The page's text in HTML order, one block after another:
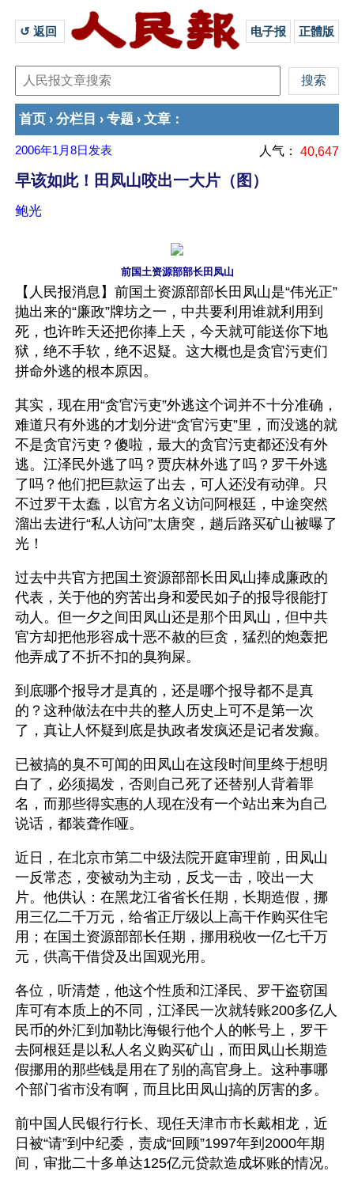
↺ 返回 电子报 正體版
首页 › 分栏目 › 专题 › 文章 ：
2006年1月8日 发表 人气： 40,647
早该如此！田凤山咬出一大片（图）
鲍光
前国土资源部部长田凤山
【人民报消息】前国土资源部部长田凤山是“伟光正”
抛出来的“廉政”牌坊之一，中共要利用谁就利用到
死，也许昨天还把你捧上天，今天就可能送你下地
狱，绝不手软，绝不迟疑。这大概也是贪官污吏们
拼命外逃的根本原因。
其实，现在用“贪官污吏”外逃这个词并不十分准确，
难道只有外逃的才划分进“贪官污吏”里，而没逃的就
不是贪官污吏？傻啦，最大的贪官污吏都还没有外
逃。江泽民外逃了吗？贾庆林外逃了吗？罗干外逃
了吗？他们把巨款运了出去，可人还没有动弹。只
不过罗干太蠢，以官方名义访问阿根廷，中途突然
溜出去进行“私人访问”太唐突，趟后路买矿山被曝了
光！
过去中共官方把国土资源部部长田凤山捧成廉政的
代表，关于他的穷苦出身和爱民如子的报导很能打
动人。但一夕之间田凤山还是那个田凤山，但中共
官方却把他形容成十恶不赦的巨贪，猛烈的炮轰把
他弄成了不折不扣的臭狗屎。
到底哪个报导才是真的，还是哪个报导都不是真
的？这种做法在中共的整人历史上可不是第一次
了，真让人怀疑到底是执政者发疯还是记者发癫。
已被搞的臭不可闻的田凤山在这段时间里终于想明
白了，必须揭发，否则自己死了还替别人背着罪
名，而那些得实惠的人现在没有一个站出来为自己
说话，都装聋作哑。
近日，在北京市第二中级法院开庭审理前，田凤山
一反常态，变被动为主动，反戈一击，咬出一大
片。他供认：在黑龙江省省长任期，长期造假，挪
用三亿二千万元，给省正厅级以上高干作购买住宅
用；在国土资源部部长任期，挪用税收一亿七千万
元，供高干借贷及出国观光用。
各位，听清楚，他这个性质和江泽民、罗干盗窃国
库可有本质上的不同，江泽民一次就转账200多亿人
民币的外汇到加勒比海银行他个人的帐号上，罗干
去阿根廷是以私人名义购买矿山，而田凤山长期造
假挪用的那些钱是用在了别的高官身上。这种事哪
个部门省市没有啊，而且比田凤山搞的厉害的多。
前中国人民银行行长、现任天津市市长戴相龙，近
日被“请”到中纪委，责成“回顾”1997年到2000年期
间，审批二十多单达125亿元贷款造成坏账的情况。